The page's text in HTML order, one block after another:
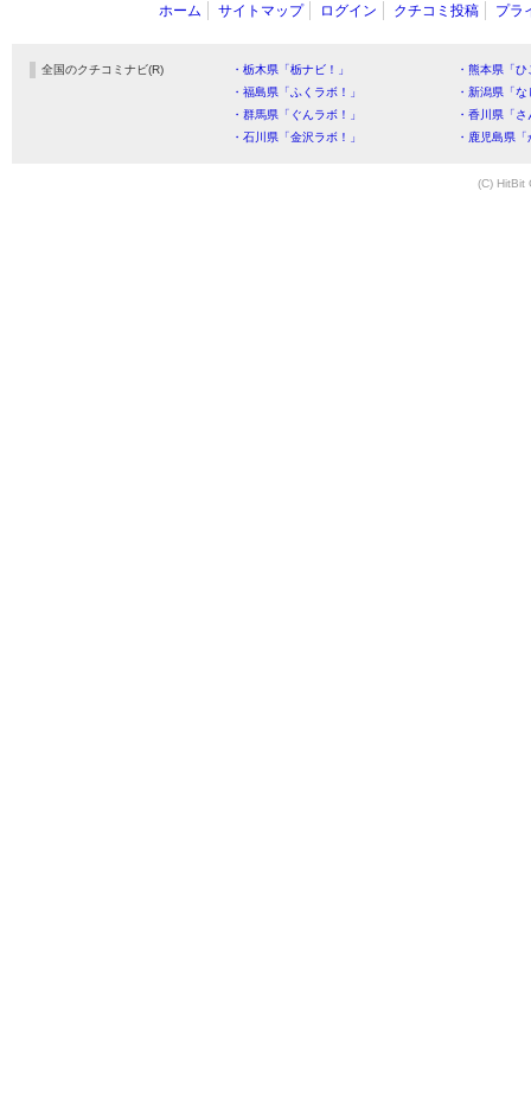
ホーム サイトマップ ログイン クチコミ投稿 プラ
全国のクチコミナビ(R) ・栃木県「栃ナビ！」
・熊本県「
・福島県「ふくラボ！」
・新潟県「
・群馬県「ぐんラボ！」
・香川県「
・石川県「金沢ラボ！」
・鹿児島県
(C) HitBit